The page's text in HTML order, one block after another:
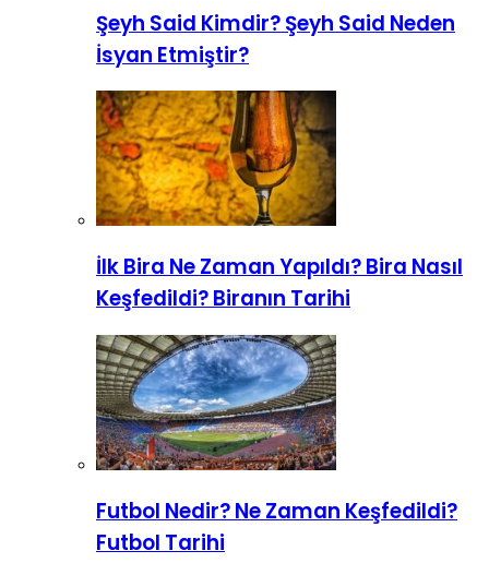
Şeyh Said Kimdir? Şeyh Said Neden
İsyan Etmiştir?
İlk Bira Ne Zaman Yapıldı? Bira Nasıl
Keşfedildi? Biranın Tarihi
Futbol Nedir? Ne Zaman Keşfedildi?
Futbol Tarihi